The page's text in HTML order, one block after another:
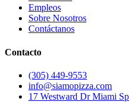
Empleos
Sobre Nosotros
Contáctanos
Contacto
(305) 449-9553
info@siamopizza.com
17 Westward Dr Miami